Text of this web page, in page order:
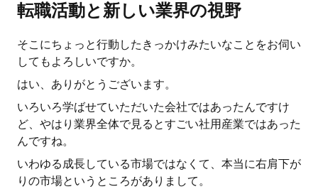
転職活動と新しい業界の視野
そこにちょっと行動したきっかけみたいなことをお伺い
してもよろしいですか。
はい、ありがとうございます。
いろいろ学ばせていただいた会社ではあったんですけ
ど、やはり業界全体で見るとすごい社用産業ではあった
んですね。
いわゆる成長している市場ではなくて、本当に右肩下が
りの市場というところがありまして。